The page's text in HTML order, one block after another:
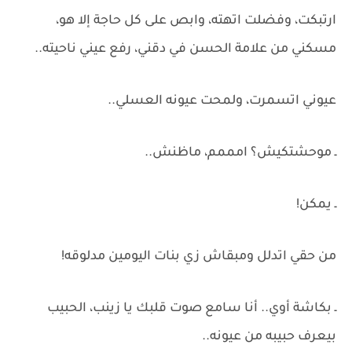
ارتبكت، وفضلت اتهته، وابص على كل حاجة إلا هو،
مسكني من علامة الحسن في دقني، رفع عيني ناحيته..
عيوني اتسمرت، ولمحت عيونه العسلي..
ـ موحشتكيش؟ امممم، ماظنش..
ـ يمكن!
من حقي اتدلل ومبقاش زي بنات اليومين مدلوقه!
ـ بكاشة أوي.. أنا سامع صوت قلبك يا زينب، الحبيب
بيعرف حبيبه من عيونه..